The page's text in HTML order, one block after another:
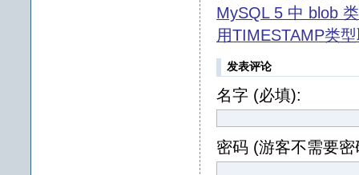
MySQL 5 中 blob
用TIMESTAMP类
发表评论
名字 (必填):
密码 (游客不需要密